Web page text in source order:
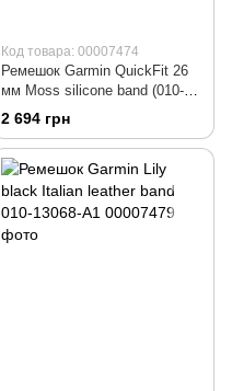
Код товара: 00007474
Ремешок Garmin QuickFit 26
мм Moss silicone band (010-
13117-03)
2 694 грн